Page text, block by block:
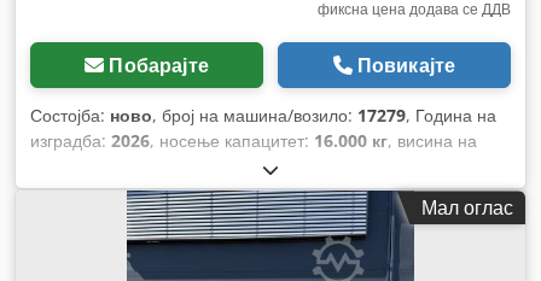
фиксна цена додава се ДДВ
Побарајте Повикајте
Состојба: ново, број на машина/возило: 17279, Година на
изградба: 2026, носење капацитет: 16.000 кг, висина на
, слободно подигање:
центар на товарот:600 мм, тип на гориво:дизел, тип на
триплекс, градежна височина:3.030 мм , должина
на вилушките:2.400 мм, големина на предната гума:
, димензија на задна гума:12.00-20 100%
Мал оглас